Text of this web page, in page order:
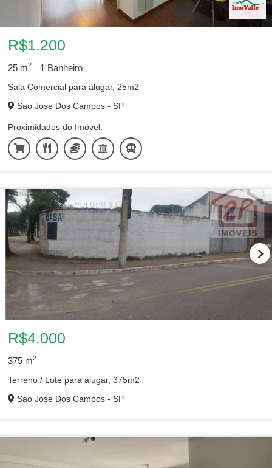
R$1.200
25 m2 1 Banheiro
Sala Comercial para alugar, 25m2
Sao Jose Dos Campos - SP
Proximidades do Imóvel:
R$4.000
375 m2
Terreno / Lote para alugar, 375m2
Sao Jose Dos Campos - SP